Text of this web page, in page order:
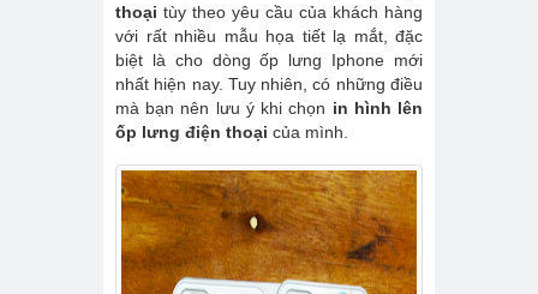
thoại tùy theo yêu cầu của khách hàng
với rất nhiều mẫu họa tiết lạ mắt, đặc
biệt là cho dòng ốp lưng Iphone mới
nhất hiện nay. Tuy nhiên, có những điều
mà bạn nên lưu ý khi chọn in hình lên
ốp lưng điện thoại của mình.